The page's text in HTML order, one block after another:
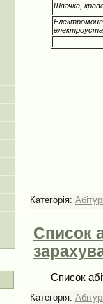
Швачка,
Категорія:
Список
Список
Категорія: